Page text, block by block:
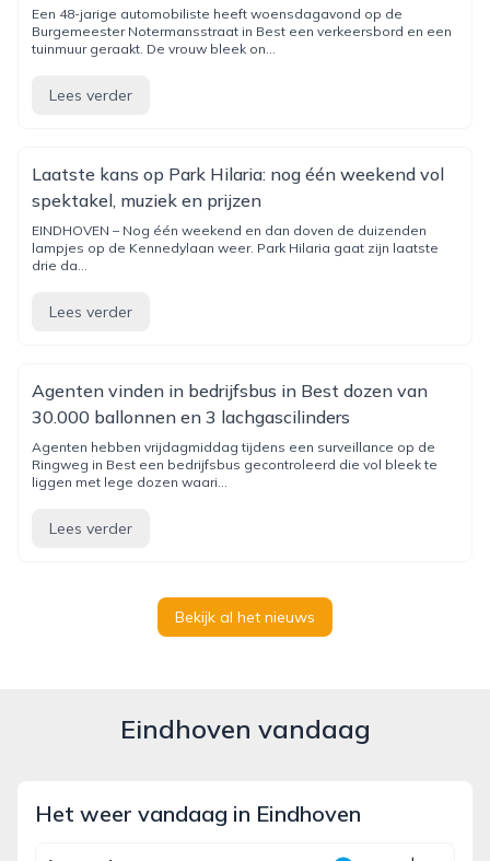
Een 48-jarige automobiliste heeft woensdagavond op de
Burgemeester Notermansstraat in Best een verkeersbord en een
tuinmuur geraakt. De vrouw bleek on...
Lees verder
Laatste kans op Park Hilaria: nog één weekend vol
spektakel, muziek en prijzen
EINDHOVEN – Nog één weekend en dan doven de duizenden
lampjes op de Kennedylaan weer. Park Hilaria gaat zijn laatste
drie da...
Lees verder
Agenten vinden in bedrijfsbus in Best dozen van
30.000 ballonnen en 3 lachgascilinders
Agenten hebben vrijdagmiddag tijdens een surveillance op de
Ringweg in Best een bedrijfsbus gecontroleerd die vol bleek te
liggen met lege dozen waari...
Lees verder
Bekijk al het nieuws
Eindhoven vandaag
Het weer vandaag in Eindhoven